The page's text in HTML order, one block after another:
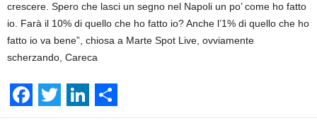
crescere. Spero che lasci un segno nel Napoli un po’ come ho fatto
io. Farà il 10% di quello che ho fatto io? Anche l’1% di quello che ho
fatto io va bene”, chiosa a Marte Spot Live, ovviamente
scherzando, Careca
F T L
S